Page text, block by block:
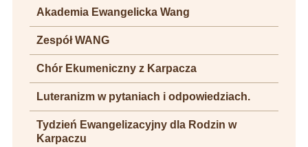
Akademia Ewangelicka Wang
Zespół WANG
Chór Ekumeniczny z Karpacza
Luteranizm w pytaniach i odpowiedziach.
Tydzień Ewangelizacyjny dla Rodzin w
Karpaczu